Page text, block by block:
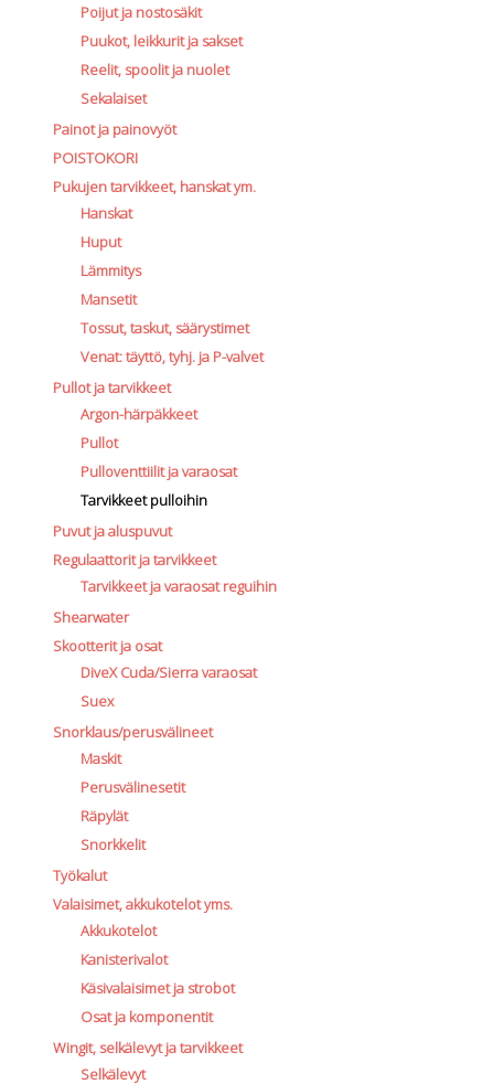
Poijut ja nostosäkit
Puukot, leikkurit ja sakset
Reelit, spoolit ja nuolet
Sekalaiset
Painot ja painovyöt
POISTOKORI
Pukujen tarvikkeet, hanskat ym.
Hanskat
Huput
Lämmitys
Mansetit
Tossut, taskut, säärystimet
Venat: täyttö, tyhj. ja P-valvet
Pullot ja tarvikkeet
Argon-härpäkkeet
Pullot
Pulloventtiilit ja varaosat
Tarvikkeet pulloihin
Puvut ja aluspuvut
Regulaattorit ja tarvikkeet
Tarvikkeet ja varaosat reguihin
Shearwater
Skootterit ja osat
DiveX Cuda/Sierra varaosat
Suex
Snorklaus/perusvälineet
Maskit
Perusvälinesetit
Räpylät
Snorkkelit
Työkalut
Valaisimet, akkukotelot yms.
Akkukotelot
Kanisterivalot
Käsivalaisimet ja strobot
Osat ja komponentit
Wingit, selkälevyt ja tarvikkeet
Selkälevyt